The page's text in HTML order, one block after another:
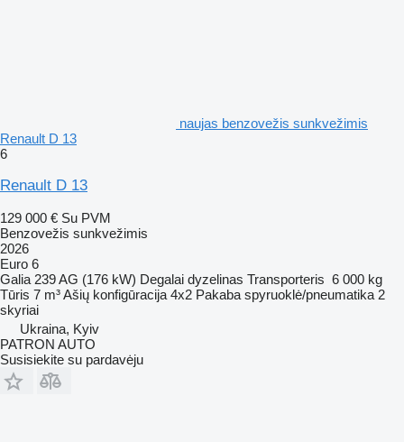
naujas benzovežis sunkvežimis
Renault D 13
6
Renault D 13
129 000 € Su PVM
Benzovežis sunkvežimis
2026
Euro 6
Galia 239 AG (176 kW) Degalai dyzelinas Transporteris 6 000 kg
Tūris 7 m³Ašių konfigūracija 4x2 Pakaba spyruoklė/pneumatika 2
skyriai
Ukraina, Kyiv
PATRON AUTO
Susisiekite su pardavėju